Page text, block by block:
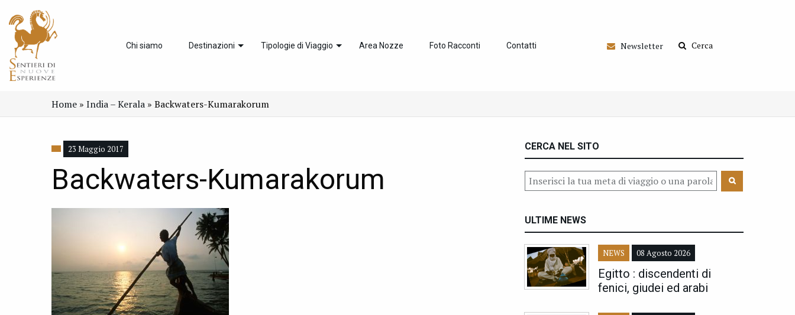
Chi siamo Destinazioni Tipologie di Viaggio Area Nozze Foto Racconti Contatti Newsletter Cerca
Home » India – Kerala » Backwaters-Kumarakorum
23 Maggio 2017
Backwaters-Kumarakorum
CERCA NEL SITO
ULTIME NEWS
NEWS 08 Agosto 2026
Egitto : discendenti di
fenici, giudei ed arabi